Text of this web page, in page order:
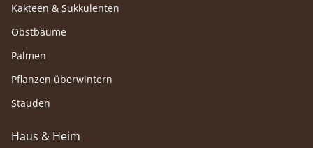
Kakteen & Sukkulenten
Obstbäume
Palmen
Pflanzen überwintern
Stauden
Haus & Heim